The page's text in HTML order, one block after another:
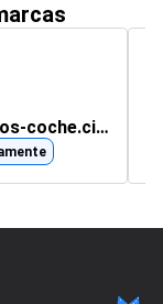
accesorios-coche.citroen.es